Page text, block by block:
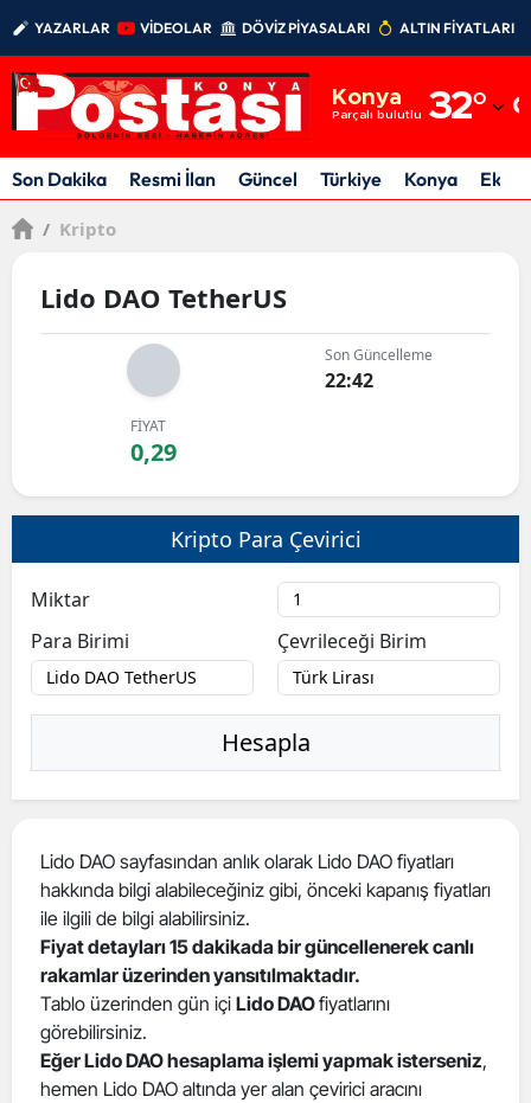
YAZARLAR VİDEOLAR DÖVİZ PİYASALARI ALTIN FİYATLARI
Konya
Parçalı bulutlu 32°
Adıyaman
Afyonkarahisar
Antalya
Bitlis
Bolu
Bursa
Çanakkale
Çankırı
Çorum
Denizli
Edirne
Son Dakika Resmi İlan Güncel Türkiye Konya
/ Kripto
Lido DAO TetherUS
Son Güncelleme
22:42
FİYAT
0,29
Kripto Para Çevirici
Miktar
Para Birimi
Çevrileceği Birim
Hesapla
Lido DAO sayfasından anlık olarak Lido DAO fiyatları
hakkında bilgi alabileceğiniz gibi, önceki kapanış fiyatları
ile ilgili de bilgi alabilirsiniz.
Fiyat detayları 15 dakikada bir güncellenerek canlı
rakamlar üzerinden yansıtılmaktadır.
Tablo üzerinden gün içi Lido DAOfiyatlarını
görebilirsiniz.
Eğer Lido DAO hesaplama işlemi yapmak isterseniz,
hemen Lido DAO altında yer alan çevirici aracını